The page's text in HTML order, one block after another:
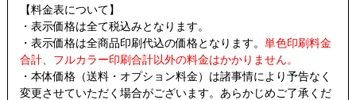
【料金表について】
・表示価格は全て税込みとなります。
・表示価格は全商品印刷代込の価格となります。 単色印刷料金
合計、フルカラー印刷合計以外の料金はかかりません。
・本体価格（送料・オプション料金）は諸事情により予告なく
変更させていただく場合がございます。あらかじめご了承くだ